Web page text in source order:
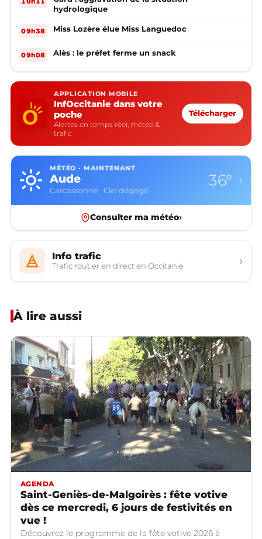
hydrologique
09h38 Miss Lozère élue Miss Languedoc
09h08 Alès : le préfet ferme un snack
APPLICATION MOBILE
InfOccitanie dans votre
poche
Alertes en temps réel, météo &
trafic
Télécharger
MÉTÉO · MAINTENANT
Aude
Carcassonne · Ciel dégagé
36° ›
Consulter ma météo›
Info trafic
Trafic routier en direct en Occitanie ›
À lire aussi
AGENDA
Saint-Geniès-de-Malgoirès : fête votive
dès ce mercredi, 6 jours de festivités en
vue !
Découvrez le programme de la fête votive 2026 à